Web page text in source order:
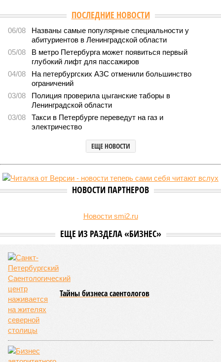
ПОСЛЕДНИЕ НОВОСТИ
06/08
Названы самые популярные специальности у
абитуриентов в Ленинградской области
05/08
В метро Петербурга может появиться первый
глубокий лифт для пассажиров
04/08
На петербургских АЗС отменили большинство
ограничений
03/08
Полиция проверила цыганские таборы в
Ленинградской области
03/08
Такси в Петербурге переведут на газ и
электричество
ЕЩЕ НОВОСТИ
НОВОСТИ ПАРТНЕРОВ
Новости smi2.ru
ЕЩЕ ИЗ РАЗДЕЛА «БИЗНЕС»
Тайны бизнеса саентологов